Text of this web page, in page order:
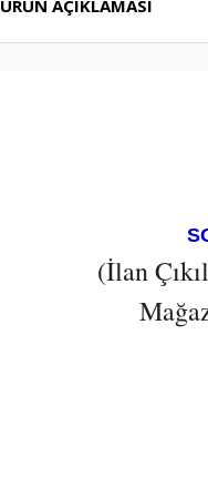
ÜRÜN AÇIKLAMASI
(İlan